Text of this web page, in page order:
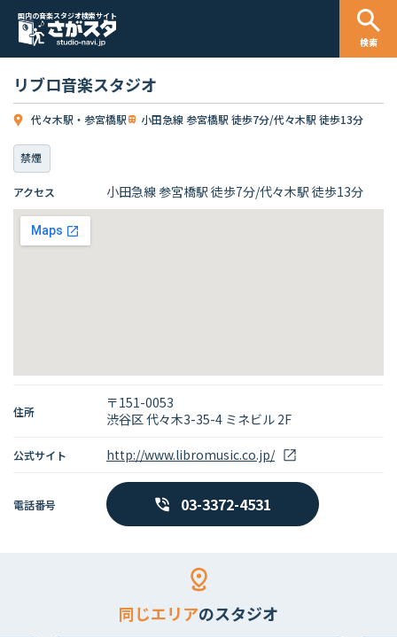
国内の音楽スタジオ検索サイト
検索
リブロ音楽スタジオ
代々木駅・参宮橋駅 小田急線 参宮橋駅 徒歩7分/代々木駅 徒歩13分
禁煙
アクセス 小田急線 参宮橋駅 徒歩7分/代々木駅 徒歩13分
住所
〒151-0053
渋谷区 代々木3-35-4 ミネビル 2F
公式サイト http://www.libromusic.co.jp/
電話番号 03-3372-4531
同じエリアのスタジオ